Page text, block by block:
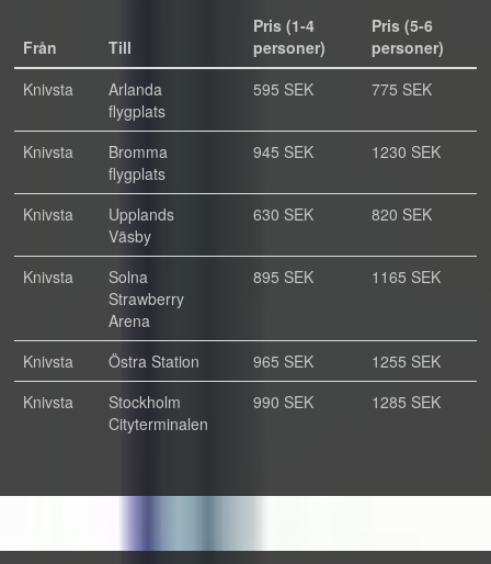
Från Till
Pris (1-4
personer)
Pris (5-6
personer)
Knivsta
Arlanda
flygplats
595 SEK 775 SEK
Knivsta
Bromma
flygplats
945 SEK 1230 SEK
Knivsta
Upplands
Väsby
630 SEK 820 SEK
Knivsta
Solna
Strawberry
Arena
895 SEK 1165 SEK
Knivsta Östra Station 965 SEK
1255 SEK
Knivsta
Stockholm
Cityterminalen
990 SEK 1285 SEK